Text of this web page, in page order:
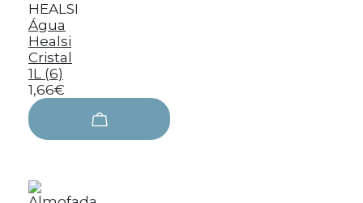
HEALSI
Água
Healsi
Cristal
1L (6)
1,66€